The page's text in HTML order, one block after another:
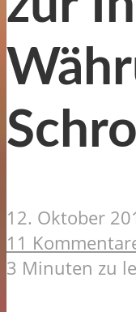
12. Oktober
11
3 Minuten zu